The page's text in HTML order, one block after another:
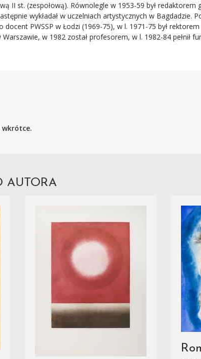
II st. (zespołową). Równolegle w 1953-59 był redaktorem
wykładał w uczelniach artystycznych w Bagdadzie.
docent PWSSP w Łodzi (1969-75), w l. 1971-75 był
Warszawie, w 1982 został profesorem, w l. 1982-84 pełnił
wkrótce.
AUTORA